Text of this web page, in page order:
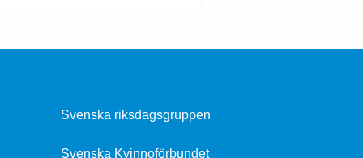
Svenska riksdagsgruppen
Svenska Kvinnoförbundet